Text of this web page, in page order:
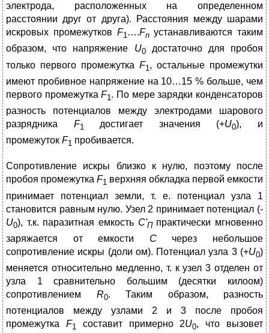
электрода, расположенных на определенном
расстоянии друг от друга). Расстояния между шарами
искровых промежутков F1….Fnустанавливаются таким
образом, что напряжение U0достаточно для пробоя
только первого промежутка F1 , остальные промежутки
имеют пробивное напряжение на 10…15 % больше, чем
первого промежуткаF1 . По мере зарядки конденсаторов
разность потенциалов между электродами шарового
разрядника F1 достигает значения (+U0), и
промежуток F1 пробивается.
Сопротивление искры близко к нулю, поэтому после
пробоя промежутка F1 верхняя обкладка первой емкости
принимает потенциал земли, т. е. потенциал узла 1
становится равным нулю. Узел 2 принимает потенциал (-
U0), т.к. паразитная емкость С'П практически мгновенно
заряжается от емкости С через небольшое
сопротивление искры (доли ом). Потенциал узла 3 (+U0)
меняется относительно медленно, т. к узел 3 отделен от
узла 1 сравнительно большим (десятки килоом)
сопротивлением R0. Таким образом, разность
потенциалов между узлами 2 и 3 после пробоя
промежутка F1 составит примерно 2U0, что вызовет